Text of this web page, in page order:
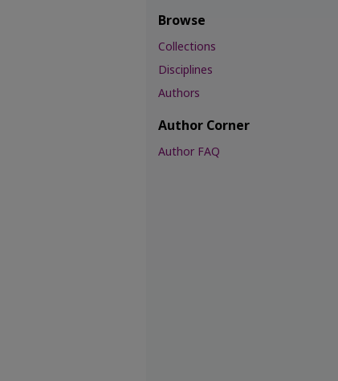
Browse
Collections
Disciplines
Authors
Author Corner
Author FAQ